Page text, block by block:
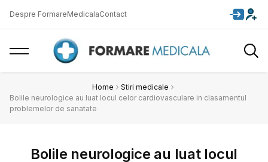
Despre FormareMedicalaContact
Home
Stiri medicale
Bolile neurologice au luat locul celor cardiovasculare in clasamentul
problemelor de sanatate
Bolile neurologice au luat locul